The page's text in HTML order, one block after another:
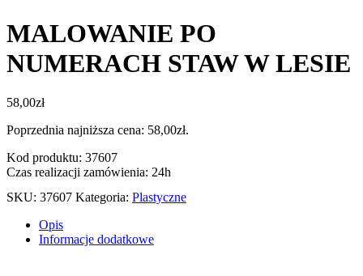
MALOWANIE PO
NUMERACH STAW W LESIE
58,00zł
Poprzednia najniższa cena: 58,00zł.
Kod produktu: 37607
Czas realizacji zamówienia: 24h
SKU: 37607 Kategoria: Plastyczne
Opis
Informacje dodatkowe